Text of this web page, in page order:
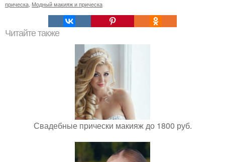
прическа Модный макияж и прическа
Читайте также
Свадебные прически макияж до 1800 руб.